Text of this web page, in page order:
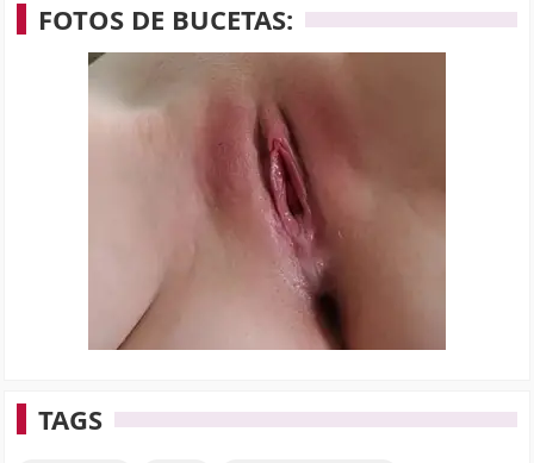
FOTOS DE BUCETAS:
TAGS